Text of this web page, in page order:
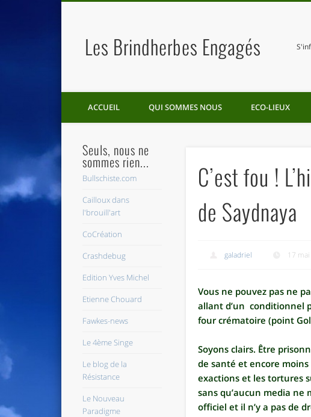
Les Brindherbes Engagés
ACCUEIL QUI SOMMES NOUS ECO-LIEUX
C’est fou !
de Saydnaya
galadriel 17
Vous ne pouvez pas ne
allant d’un conditionnel
four crématoire (point
Soyons clairs. Être
de santé et encore
exactions et les tortures
sans qu’aucun media
officiel et il n’y a pas de
Seuls, nous ne
sommes rien...
Bullschiste.com
Cailloux dans
l'brouill'art
CoCréation
Crashdebug
Edition Yves Michel
Etienne Chouard
Fawkes-news
Le 4ème Singe
Le blog de la
Résistance
Le Nouveau
Paradigme